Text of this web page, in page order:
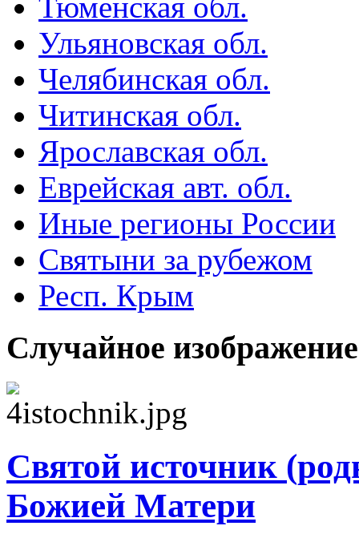
Тюменская обл.
Ульяновская обл.
Челябинская обл.
Читинская обл.
Ярославская обл.
Еврейская авт. обл.
Иные регионы России
Святыни за рубежом
Респ. Крым
Случайное изображение
Святой источник
Божией Матери